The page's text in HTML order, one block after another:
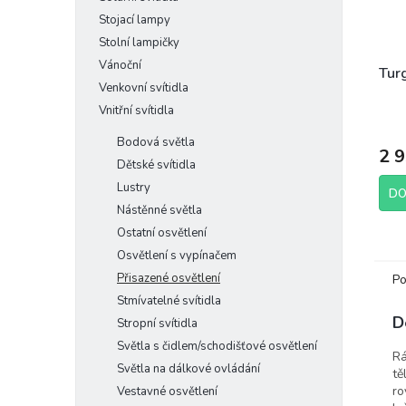
Stojací lampy
Stolní lampičky
Vánoční
Venkovní svítidla
Vnitřní svítidla
Bodová světla
Dětské svítidla
Lustry
Nástěnné světla
Ostatní osvětlení
Osvětlení s vypínačem
Přisazené osvětlení
Stmívatelné svítidla
Stropní svítidla
Světla s čidlem/schodišťové osvětlení
Světla na dálkové ovládání
Vestavné osvětlení
2